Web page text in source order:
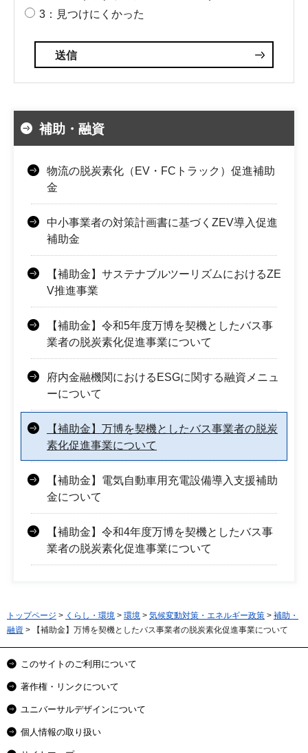
3：見つけにくかった
補助・融資
物流の脱炭素化（EV・FCトラック）促進補助
金
中小事業者の対策計画書に基づくZEV導入促進
補助金
【補助金】サステナブルツーリズムにおけるZE
V推進事業
【補助金】令和5年度万博を契機としたバス事
業者の脱炭素化促進事業について
府内金融機関におけるESGに関する融資メニュ
ーについて
【補助金】万博を契機としたバス事業者の脱炭
素化促進事業について
【補助金】電気自動車用充電設備導入支援補助
金について
【補助金】令和4年度万博を契機としたバス事
業者の脱炭素化促進事業について
トップページ > くらし・環境 > 環境 > 気候変動対策・エネルギー政策 > 補助・
融資 > 【補助金】万博を契機としたバス事業者の脱炭素化促進事業について
このサイトのご利用について
著作権・リンクについて
ユニバーサルデザインについて
個人情報の取り扱い